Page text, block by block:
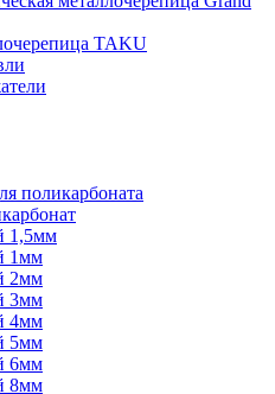
TAKU
поликарбоната
1,5мм
1мм
2мм
3мм
4мм
5мм
6мм
8мм